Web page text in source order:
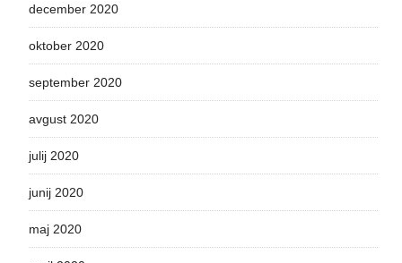
december 2020
oktober 2020
september 2020
avgust 2020
julij 2020
junij 2020
maj 2020